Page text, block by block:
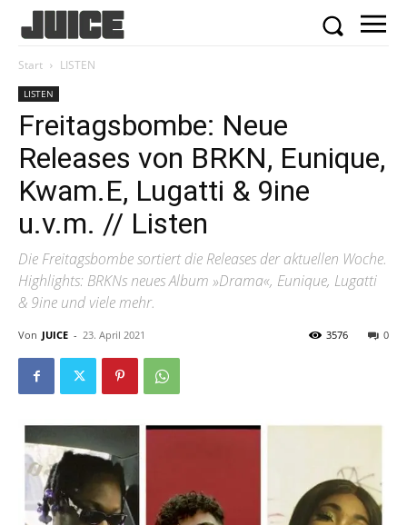
Start LISTEN
LISTEN
Freitagsbombe: Neue
Releases von BRKN, Eunique,
Kwam.E, Lugatti & 9ine
u.v.m. // Listen
Die Freitagsbombe sortiert die Releases der aktuellen Woche.
Highlights: BRKNs neues Album »Drama«, Eunique, Lugatti
& 9ine und viele mehr.
Von JUICE - 23. April 2021 0
3576